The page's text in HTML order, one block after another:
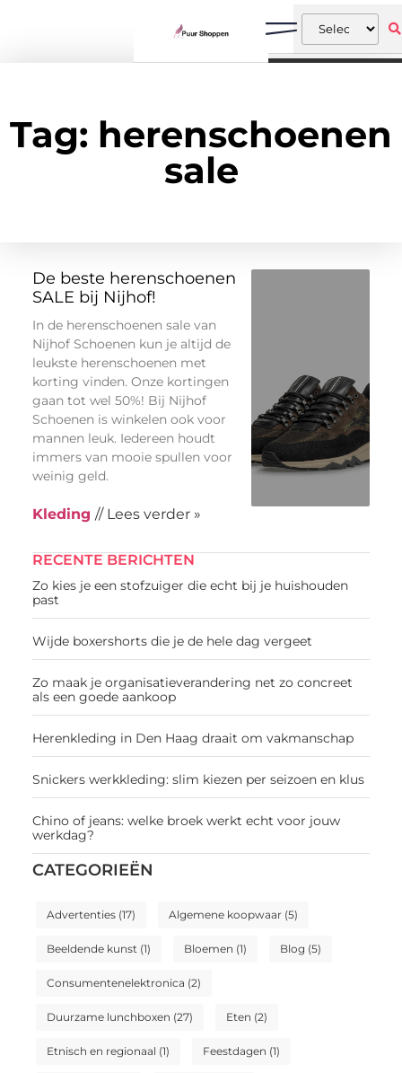
Tag: herenschoenen
sale
RECENTE BERICHTEN
Zo kies je een stofzuiger die echt bij je huishouden
past
Wijde boxershorts die je de hele dag vergeet
Zo maak je organisatieverandering net zo concreet
als een goede aankoop
Herenkleding in Den Haag draait om vakmanschap
Snickers werkkleding: slim kiezen per seizoen en klus
Chino of jeans: welke broek werkt echt voor jouw
werkdag?
CATEGORIEËN
Advertenties(17) Algemene koopwaar(5)
Beeldende kunst(1) Bloemen (1) Blog (5)
Consumentenelektronica (2)
Duurzame lunchboxen (27) Eten (2)
Etnisch en regionaal (1) Feestdagen (1)
De beste herenschoenen
SALE bij Nijhof!
In de herenschoenen sale van
Nijhof Schoenen kun je altijd de
leukste herenschoenen met
korting vinden. Onze kortingen
gaan tot wel 50%! Bij Nijhof
Schoenen is winkelen ook voor
mannen leuk. Iedereen houdt
immers van mooie spullen voor
weinig geld.
Kleding // Lees verder »